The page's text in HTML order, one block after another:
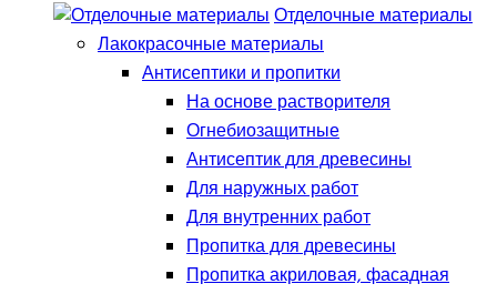
Отделочные материалы
Лакокрасочные материалы
Антисептики и пропитки
На основе растворителя
Огнебиозащитные
Антисептик для древесины
Для наружных работ
Для внутренних работ
Пропитка для древесины
Пропитка акриловая, фасадная